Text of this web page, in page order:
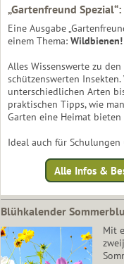
„Gartenfreund
Eine Ausgabe
einem Thema: Wildbienen!
Alles Wissenswerte zu
schützenswerten
unterschiedlichen Arten
praktischen Tipps, wie
Garten eine Heimat bieten
Ideal auch für Schulungen
Alle Infos &
Blühkalender
Mit